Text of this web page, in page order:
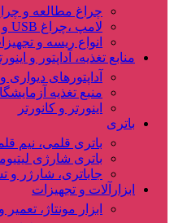
چراغ مطالعه و
لامپ ،چراغ USB و شارژی
انواع ریسه و
منابع تغذیه، آداپتور و
آداپتورهای دیواری
منبع تغذیه
اینورتر و کانورتر
باتری
باتری قلمی، نیم
باتری شارژی
جاباتری، شارژر و
ابزارآلات و تجهیزات
ابزار مونتاژ،